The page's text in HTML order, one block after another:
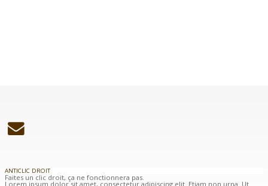
ANTICLIC DROIT
Faites un clic droit, ça ne fonctionnera pas.
Lorem ipsum dolor sit amet, consectetur adipiscing elit. Etiam non urna. Ut